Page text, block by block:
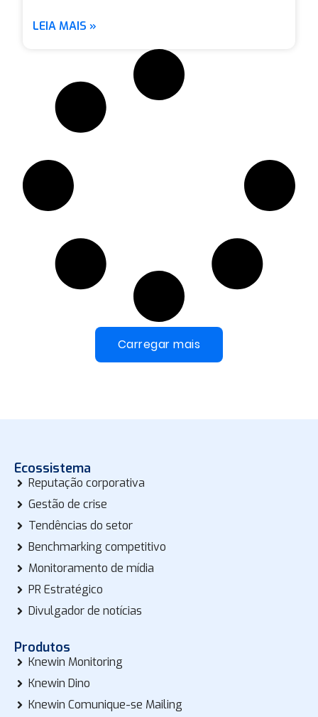
LEIA MAIS »
Carregar mais
Ecossistema
Reputação corporativa
Gestão de crise
Tendências do setor
Benchmarking competitivo
Monitoramento de mídia
PR Estratégico
Divulgador de notícias
Produtos
Knewin Monitoring
Knewin Dino
Knewin Comunique-se Mailing